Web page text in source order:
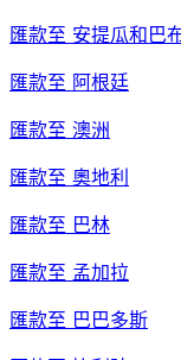
匯款至 安提瓜和巴
匯款至 阿根廷
匯款至 澳洲
匯款至 奧地利
匯款至 巴林
匯款至 孟加拉
匯款至 巴巴多斯